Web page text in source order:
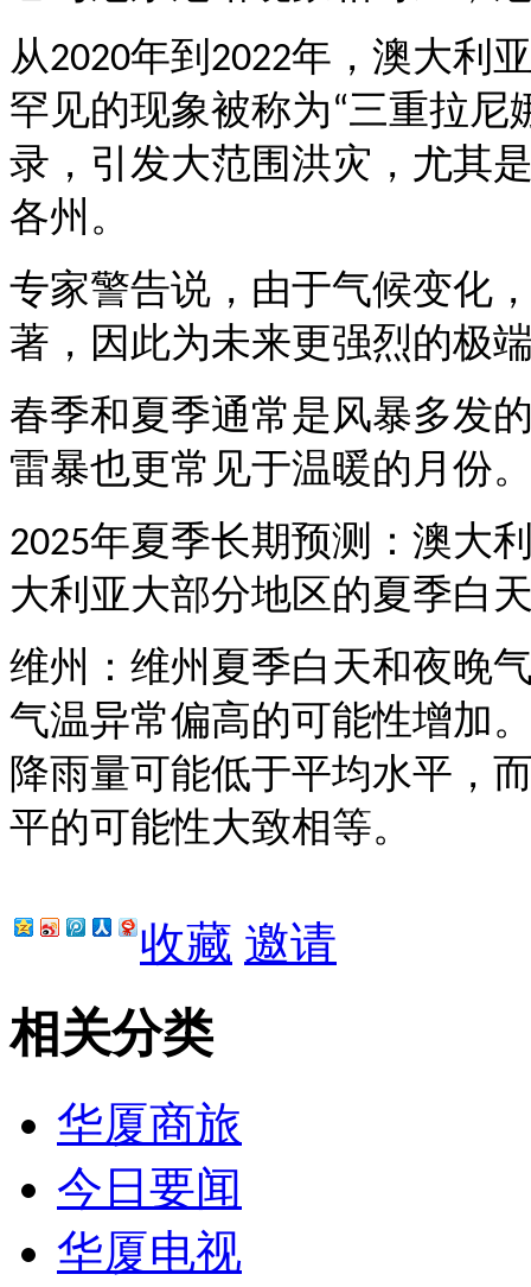
从2020年到 2022年，澳大利
罕见的现象被称为“三重拉尼
录，引发大范围洪灾，尤其
各州。
专家警告说，由于气候变化
著，因此为未来更强烈的极
春季和夏季通常是风暴多发
雷暴也更常见于温暖的月份
2025年夏季长期预测：澳大
大利亚大部分地区的夏季白
维州：维州夏季白天和夜晚
气温异常偏高的可能性增加
降雨量可能低于平均水平，
平的可能性大致相等。
收藏 邀请
相关分类
华厦商旅
今日要闻
华厦电视